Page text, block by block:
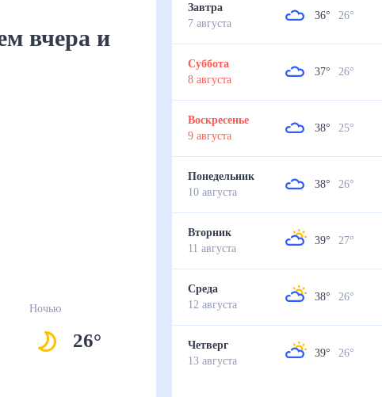
чем
Ночью
26°
Завтра
7 августа
36° 26
Суббота
8 августа
37° 26
Воскресенье
9 августа
38° 25
Понедельник
10 августа
38° 26
Вторник
11 августа
39° 27
Среда
12 августа
38° 26
Четверг
13 августа
39° 26